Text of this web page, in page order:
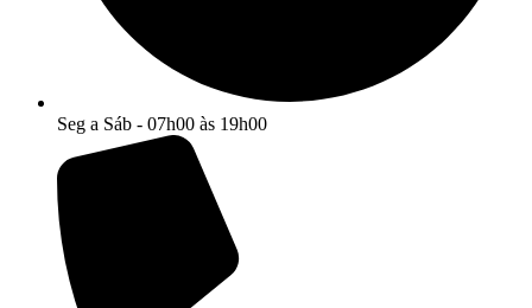
Seg a Sáb - 07h00 às 19h00